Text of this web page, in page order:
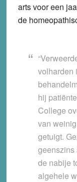
arts voor een
de
volharden
hij
College
van
getuigt.
geenszins
de nabije
algehele